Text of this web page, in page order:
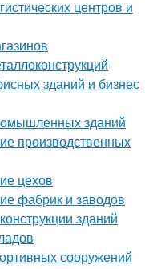
центров и
зданий и бизнес
зданий
производственных
цехов
фабрик и заводов
зданий
сооружений